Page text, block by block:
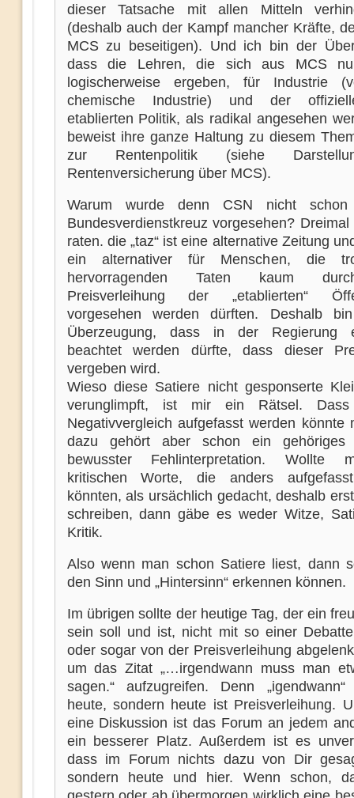
dieser Tatsache mit allen Mitteln
(deshalb auch der Kampf mancher Kräfte,
MCS zu beseitigen). Und ich bin der
dass die Lehren, die sich aus MCS
logischerweise ergeben, für Industrie
chemische Industrie) und der
etablierten Politik, als radikal angesehen
beweist ihre ganze Haltung zu diesem
zur Rentenpolitik (siehe
Rentenversicherung über MCS).
Warum wurde denn CSN nicht
Bundesverdienstkreuz vorgesehen?
raten. die „taz“ ist eine alternative Zeitung
ein alternativer für Menschen, die
hervorragenden Taten kaum
Preisverleihung der „etablierten“
vorgesehen werden dürften. Deshalb
Überzeugung, dass in der Regierung
beachtet werden dürfte, dass dieser
vergeben wird.
Wieso diese Satiere nicht gesponserte
verunglimpft, ist mir ein Rätsel.
Negativvergleich aufgefasst werden könnte
dazu gehört aber schon ein
bewusster Fehlinterpretation. Wollte
kritischen Worte, die anders
könnten, als ursächlich gedacht, deshalb
schreiben, dann gäbe es weder Witze,
Kritik.
Also wenn man schon Satiere liest, dann
den Sinn und „Hintersinn“ erkennen können.
Im übrigen sollte der heutige Tag, der ein
sein soll und ist, nicht mit so einer
oder sogar von der Preisverleihung
um das Zitat „…irgendwann muss man
sagen.“ aufzugreifen. Denn
heute, sondern heute ist Preisverleihung.
eine Diskussion ist das Forum an jedem
ein besserer Platz. Außerdem ist es
dass im Forum nichts dazu von Dir
sondern heute und hier. Wenn schon,